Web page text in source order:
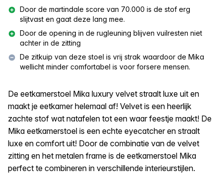
Door de martindale score van 70.000 is de stof erg
slijtvast en gaat deze lang mee.
Door de opening in de rugleuning blijven vuilresten niet
achter in de zitting
De zitkuip van deze stoel is vrij strak waardoor de Mika
wellicht minder comfortabel is voor forsere mensen.
De eetkamerstoel Mika luxury velvet straalt luxe uit en
maakt je eetkamer helemaal af! Velvet is een heerlijk
zachte stof wat natafelen tot een waar feestje maakt! De
Mika eetkamerstoel is een echte eyecatcher en straalt
luxe en comfort uit! Door de combinatie van de velvet
zitting en het metalen frame is de eetkamerstoel Mika
perfect te combineren in verschillende interieurstijlen.